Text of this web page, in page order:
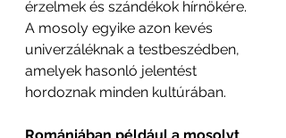
érzelmek és szándékok hírnökére.
A mosoly egyike azon kevés
univerzáléknak a testbeszédben,
amelyek hasonló jelentést
hordoznak minden kultúrában.